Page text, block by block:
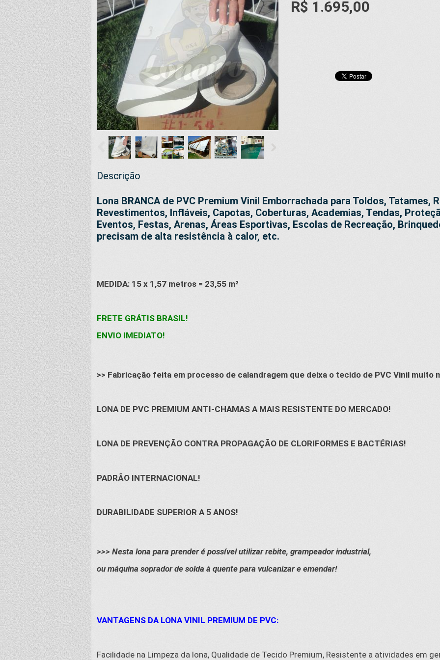
R$ 1.695,00
Descrição
Lona BRANCA de PVC Premium Vinil Emborrachada para Toldos, Tatames,
Revestimentos, Infláveis, Capotas, Coberturas, Academias, Tendas,
Eventos, Festas, Arenas, Áreas Esportivas, Escolas de Recreação,
precisam de alta resistência à calor, etc.
MEDIDA: 15 x 1,57 metros = 23,55 m²
FRETE GRÁTIS BRASIL!
ENVIO IMEDIATO!
>> Fabricação feita em processo de calandragem que deixa o tecido de PVC Vinil muito
LONA DE PVC PREMIUM ANTI-CHAMAS A MAIS RESISTENTE DO MERCADO!
LONA DE PREVENÇÃO CONTRA PROPAGAÇÃO DE CLORIFORMES E BACTÉRIAS!
PADRÃO INTERNACIONAL!
DURABILIDADE SUPERIOR A 5 ANOS!
>>> Nesta lona para prender é possível utilizar rebite, grampeador industrial,
ou máquina soprador de solda à quente para vulcanizar e emendar!
VANTAGENS DA LONA VINIL PREMIUM DE PVC:
Facilidade na Limpeza da lona, Qualidade de Tecido Premium, Resistente a atividades em